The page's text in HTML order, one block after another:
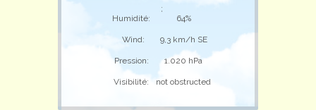
;
Humidité:
64%
Wind: 9,3 km/h SE
Pression: 1.020 hPa
Visibilité: not obstructed